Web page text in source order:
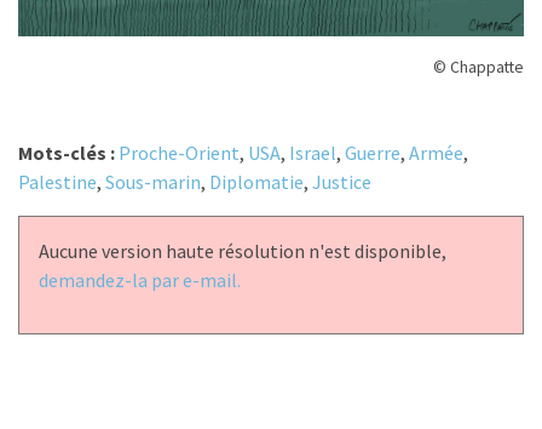
© Chappatte
Mots-clés : Proche-Orient, USA, Israel, Guerre, Armée,
Palestine, Sous-marin, Diplomatie, Justice
Aucune version haute résolution n'est disponible,
demandez-la par e-mail.